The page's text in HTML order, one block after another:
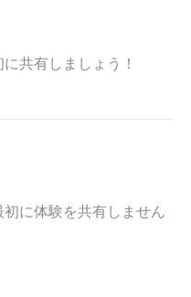
共有しましょう！
に体験を共有しません